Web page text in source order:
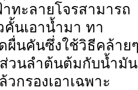
ทะลายโจรสามารถ
นเอาน้ำมา ทา
ผื่นคันซึ่งใช้วิธีคล้าย
วนลำต้นต้มกับน้ำมัน
กรองเอาเฉพาะ